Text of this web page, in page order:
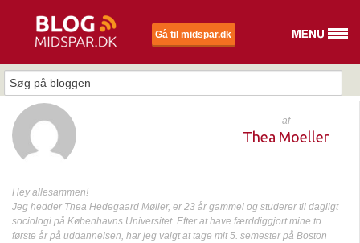
Gå til midspar.dk
af
Thea Moeller
Hey allesammen!
Jeg hedder Thea Hedegaard Møller, er 23 år gammel og studerer til dagligt
sociologi på Københavns Universitet. Efter at have færddiggjort mine to
første år på uddannelsen, har jeg valgt at tage mit 5. semester på Boston